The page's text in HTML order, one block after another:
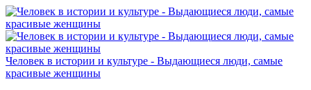
Человек в истории и культуре - Выдающиеся люди, самые
красивые женщины